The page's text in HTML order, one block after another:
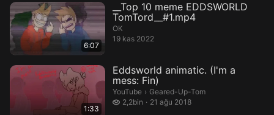
6:07
__Top 10 meme EDDSWORLD
TomTord__#1.mp4
ОК
19 kas 2022
1:33
Eddsworld animatic. (I'm a
mess: Fin)
YouTube › Geared-Up-Tom.
Geared-Up-Tom
2,2bin
2,2 bin izleme21 ağu 2018